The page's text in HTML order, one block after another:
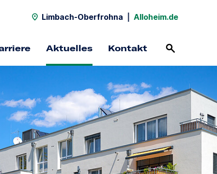
Limbach-Oberfrohna Alloheim.de
Aktuelles Kontakt